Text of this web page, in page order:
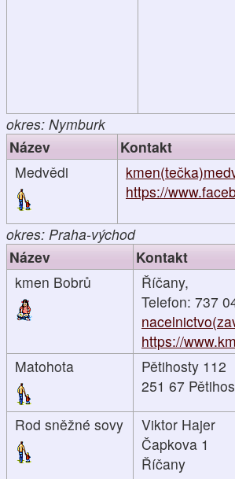
okres: Nymburk
Název
Kontakt
Medvědi
https://
okres: Praha-východ
Název
Kontakt
kmen Bobrů
Říčany,
Telefon: 737
https://
Matohota
Pětihosty 112
251 67
Rod sněžné sovy
Viktor Hajer
Čapkova 1
Říčany